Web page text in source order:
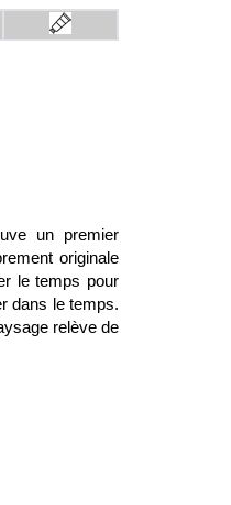
un premier
originale
le temps pour
dans le temps.
relève de